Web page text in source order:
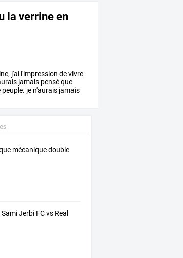
la verrine en
j'ai l'impression devivre
jamais penséque
peuple. je n'aurais jamais
mécanique double
Jerbi FC vs Real